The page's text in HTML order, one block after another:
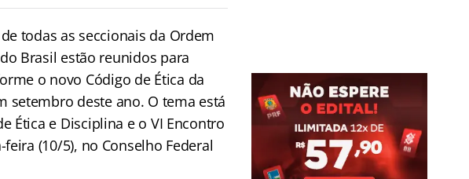
todas as seccionais da Ordem
Brasil estão reunidos para
o novo Código de Ética da
setembro deste ano. O tema está
Ética e Disciplina e o VI Encontro
(10/5), no Conselho Federal